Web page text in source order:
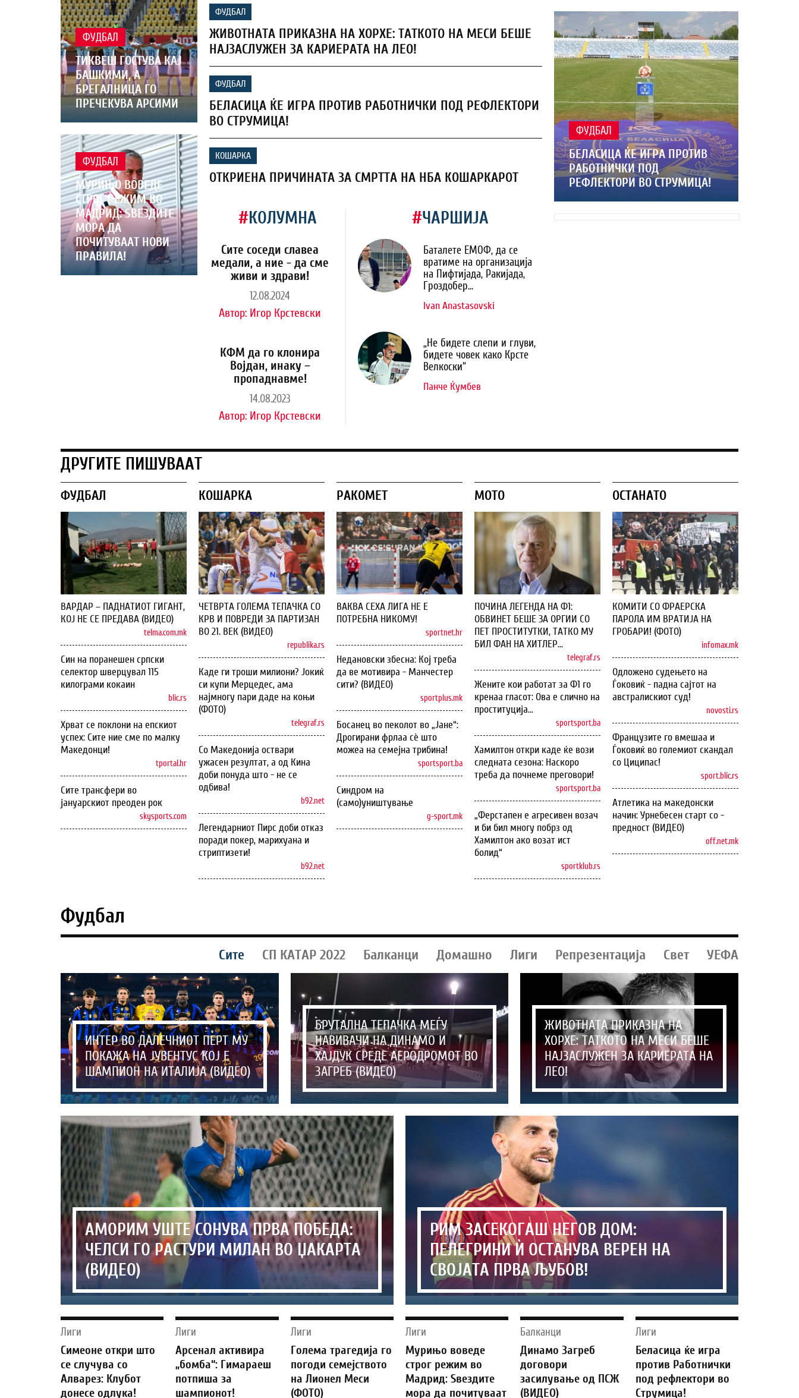
ФУДБАЛ
ТИКВЕШ ГОСТУВА КАЈ
БАШКИМИ, А
БРЕГАЛНИЦА ГО
ПРЕЧЕКУВА АРСИМИ
ФУДБАЛ
МУРИЊО ВОВЕДЕ
СТРОГ РЕЖИМ ВО
МАДРИД: ЅВЕЗДИТЕ
МОРА ДА
ПОЧИТУВААТ НОВИ
ПРАВИЛА!
ФУДБАЛ
ЖИВОТНАТА ПРИКАЗНА НА ХОРХЕ: ТАТКОТО НА МЕСИ БЕШЕ
НАЈЗАСЛУЖЕН ЗА КАРИЕРАТА НА ЛЕО!
ФУДБАЛ
БЕЛАСИЦА ЌЕ ИГРА ПРОТИВ РАБОТНИЧКИ ПОД РЕФЛЕКТОРИ
ВО СТРУМИЦА!
КОШАРКА
ОТКРИЕНА ПРИЧИНАТА ЗА СМРТТА НА НБА КОШАРКАРОТ
#КОЛУМНА
Сите соседи славеа
медали, а ние - да сме
живи и здрави!
12.08.2024
Автор: Игор Крстевски
КФМ да го клонира
Војдан, инаку –
пропаднавме!
14.08.2023
Автор: Игор Крстевски
#ЧАРШИЈА
Баталете ЕМОФ, да се
вратиме на организација
на Пифтијада, Ракијада,
Гроздобер...
Ivan Anastasovski
„Не бидете слепи и глуви,
бидете човек како Крсте
Велкоски“
Панче Ќумбев
ФУДБАЛ
БЕЛАСИЦА ЌЕ ИГРА ПРОТИВ
РАБОТНИЧКИ ПОД
РЕФЛЕКТОРИ ВО СТРУМИЦА!
ДРУГИТЕ ПИШУВААТ
ФУДБАЛ
ВАРДАР – ПАДНАТИОТ ГИГАНТ,
КОЈ НЕ СЕ ПРЕДАВА (ВИДЕО)
telma.com.mk
Син на поранешен српски
селектор шверцувал 115
килограми кокаин
blic.rs
Хрват се поклони на епскиот
успех: Сите ние сме по малку
Македонци!
tportal.hr
Сите трансфери во
јануарскиот преоден рок
skysports.com
КОШАРКА
ЧЕТВРТА ГОЛЕМА ТЕПАЧКА СО
КРВ И ПОВРЕДИ ЗА ПАРТИЗАН
ВО 21. ВЕК (ВИДЕО)
republika.rs
Каде ги троши милиони? Јокиќ
си купи Мерцедес, ама
најмногу пари даде на коњи
(ФОТО)
telegraf.rs
Со Македонија оствари
ужасен резултат, а од Кина
доби понуда што - не се
одбива!
b92.net
Легендарниот Пирс доби отказ
поради покер, марихуана и
стриптизети!
b92.net
РАКОМЕТ
ВАКВА СЕХА ЛИГА НЕ Е
ПОТРЕБНА НИКОМУ!
sportnet.hr
Недановски збесна: Кој треба
да ве мотивира - Манчестер
сити? (ВИДЕО)
sportplus.mk
Босанец во пеколот во „Јане“:
Дрогирани фрлаа сѐ што
можеа на семејна трибина!
sportsport.ba
Синдром на
(само)уништување
g-sport.mk
МОТО
ПОЧИНА ЛЕГЕНДА НА Ф1:
ОБВИНЕТ БЕШЕ ЗА ОРГИИ СО
ПЕТ ПРОСТИТУТКИ, ТАТКО МУ
БИЛ ФАН НА ХИТЛЕР...
telegraf.rs
Жените кои работат за Ф1 го
кренаа гласот: Ова е слично на
проституција...
sportsport.ba
Хамилтон откри каде ќе вози
следната сезона: Наскоро
треба да почнеме преговори!
sportsport.ba
„Ферстапен е агресивен возач
и би бил многу побрз од
Хамилтон ако возат ист
болид“
sportklub.rs
ОСТАНАТО
КОМИТИ СО ФРАЕРСКА
ПАРОЛА ИМ ВРАТИЈА НА
ГРОБАРИ! (ФОТО)
infomax.mk
Одложено судењето на
Ѓоковиќ - падна сајтот на
австралискиот суд!
novosti.rs
Французите го вмешаа и
Ѓоковиќ во големиот скандал
со Циципас!
sport.blic.rs
Атлетика на македонски
начин: Урнебесен старт со -
предност (ВИДЕО)
off.net.mk
Фудбал
Сите СП КАТАР 2022 Балканци Домашно Лиги Репрезентација Свет УЕФА
ИНТЕР ВО ДАЛЕЧНИОТ ПЕРТ МУ
ПОКАЖА НА ЈУВЕНТУС КОЈ Е
ШАМПИОН НА ИТАЛИЈА (ВИДЕО)
БРУТАЛНА ТЕПАЧКА МЕЃУ
НАВИВАЧИ НА ДИНАМО И
ХАЈДУК СРЕДЕ АЕРОДРОМОТ ВО
ЗАГРЕБ (ВИДЕО)
ЖИВОТНАТА ПРИКАЗНА НА
ХОРХЕ: ТАТКОТО НА МЕСИ БЕШЕ
НАЈЗАСЛУЖЕН ЗА КАРИЕРАТА НА
ЛЕО!
АМОРИМ УШТЕ СОНУВА ПРВА ПОБЕДА:
ЧЕЛСИ ГО РАСТУРИ МИЛАН ВО ЏАКАРТА
(ВИДЕО)
РИМ ЗАСЕКОГАШ НЕГОВ ДОМ:
ПЕЛЕГРИНИ Ѝ ОСТАНУВА ВЕРЕН НА
СВОЈАТА ПРВА ЉУБОВ!
Лиги
Симеоне откри што
се случува со
Алварез: Клубот
донесе одлука!
Лиги
Арсенал активира
„бомба“: Гимараеш
потпиша за
шампионот!
Лиги
Голема трагедија го
погоди семејството
на Лионел Меси
(ФОТО)
Лиги
Мурињо воведе
строг режим во
Мадрид: Ѕвездите
мора да почитуваат
Балканци
Динамо Загреб
договори
засилување од ПСЖ
(ВИДЕО)
Лиги
Беласица ќе игра
против Работнички
под рефлектори во
Струмица!